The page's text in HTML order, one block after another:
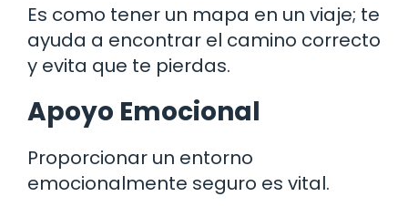
Es como tener un mapa en un viaje; te
ayuda a encontrar el camino correcto
y evita que te pierdas.
Apoyo Emocional
Proporcionar un entorno
emocionalmente seguro es vital.